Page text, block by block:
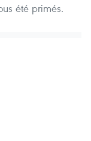
été primés.